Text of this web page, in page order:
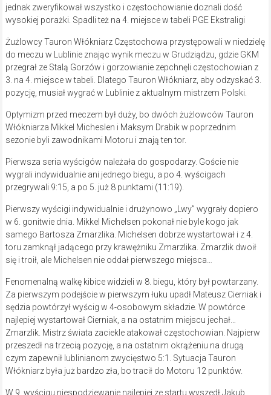
jednak zweryfikował wszystko i częstochowianie doznali dość
wysokiej porażki. Spadli też na 4. miejsce w tabeli PGE Ekstraligi
Żużlowcy Tauron Włókniarz Częstochowa przystępowali w niedzielę
do meczu w Lublinie znając wynik meczu w Grudziądzu, gdzie GKM
przegrał ze Stalą Gorzów i gorzowianie zepchnęli częstochowian z
3. na 4. miejsce w tabeli. Dlatego Tauron Włókniarz, aby odzyskać 3.
pozycję, musiał wygrać w Lublinie z aktualnym mistrzem Polski.
Optymizm przed meczem był duży, bo dwóch żużlowców Tauron
Włókniarza Mikkel Micheslen i Maksym Drabik w poprzednim
sezonie byli zawodnikami Motoru i znają ten tor.
Pierwsza seria wyścigów należała do gospodarzy. Goście nie
wygrali indywidualnie ani jednego biegu, a po 4. wyścigach
przegrywali 9:15, a po 5. już 8 punktami (11:19).
Pierwszy wyścigi indywidualnie i drużynowo „Lwy” wygrały dopiero
w 6. gonitwie dnia. Mikkel Michelsen pokonał nie byle kogo jak
samego Bartosza Zmarzlika. Michelsen dobrze wystartował i z 4.
toru zamknął jadącego przy krawężniku Zmarzlika. Zmarzlik dwoił
się i troił, ale Michelsen nie oddał pierwszego miejsca…
Fenomenalną walkę kibice widzieli w 8. biegu, który był powtarzany.
Za pierwszym podejście w pierwszym łuku upadł Mateusz Cierniak i
sędzia powtórzył wyścig w 4-osobowym składzie. W powtórce
najlepiej wystartował Cierniak, a na ostatnim miejscu jechał…
Zmarzlik. Mistrz świata zaciekle atakował częstochowian. Najpierw
przeszedł na trzecią pozycję, a na ostatnim okrążeniu na drugą
czym zapewnił lublinianom zwycięstwo 5:1. Sytuacja Tauron
Włókniarz była już bardzo zła, bo tracił do Motoru 12 punktów.
W 9. wyścigu niespodziewanie najlepiej ze startu wyszedł Jakub